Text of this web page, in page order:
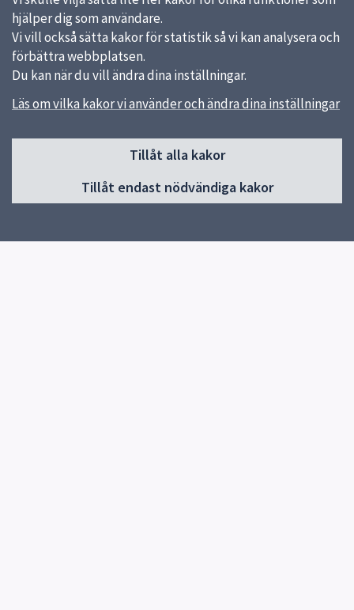
hjälper dig som användare.
Vi vill också sätta kakor för statistik så vi kan analysera och
förbättra webbplatsen.
Du kan när du vill ändra dina inställningar.
Läs om vilka kakor vi använder och ändra dina inställningar
Tillåt alla kakor
Tillåt endast nödvändiga kakor
Sidfot
Gottsunda allaktivitetshus